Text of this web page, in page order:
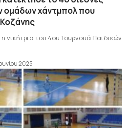
ομάδων χάντμπολ που
νικήτρια του 4ου Τουρνουά Παιδικών
2025